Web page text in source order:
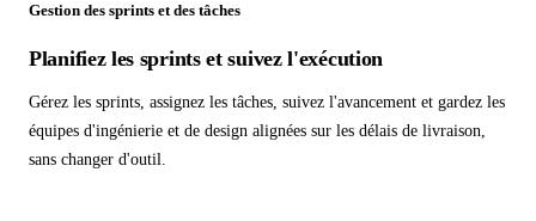
Gestion des sprints et des tâches
Planifiez les sprints et suivez l'exécution
Gérez les sprints, assignez les tâches, suivez l'avancement et gardez les
équipes d'ingénierie et de design alignées sur les délais de livraison,
sans changer d'outil.